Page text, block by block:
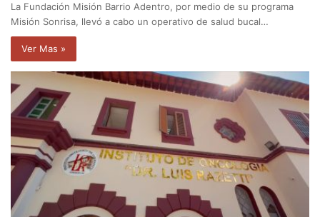
La Fundación Misión Barrio Adentro, por medio de su programa
Misión Sonrisa, llevó a cabo un operativo de salud bucal…
Ver Mas »